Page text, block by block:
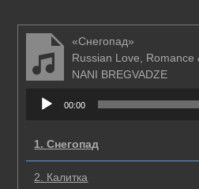
«Снегопад»
Russian Love, Romance
NANI BREGVADZE
Аудиоплеер
00:00
1.Снегопад
2. Калитка